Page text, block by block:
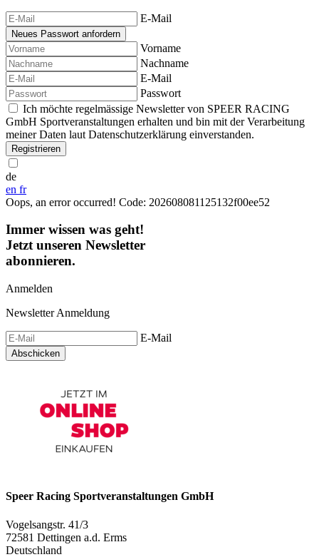
E-Mail
Vorname
Nachname
E-Mail
Passwort
Ich möchte regelmässige Newsletter von SPEER RACING
GmbH Sportveranstaltungen erhalten und bin mit der Verarbeitung
meiner Daten laut Datenschutzerklärung einverstanden.
Registrieren
de
en fr
Oops, an error occurred! Code: 202608081125132f00ee52
Immer wissen was geht!
Jetzt unseren Newsletter
abonnieren.
Anmelden
Newsletter Anmeldung
E-Mail
Abschicken
Speer Racing Sportveranstaltungen GmbH
Vogelsangstr. 41/3
72581 Dettingen a.d. Erms
Deutschland